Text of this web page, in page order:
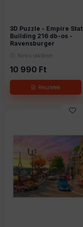
3D Puzzle - Empire
Building 216 db-os -
Ravensburger
Nincs raktáron
10 990 Ft